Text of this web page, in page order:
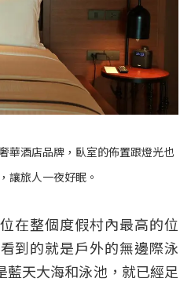
華酒店品牌，臥室的佈置跟燈光也
讓旅人一夜好眠。
位在整個度假村內最高的位
到的就是戶外的無邊際泳
藍天大海和泳池，就已經足